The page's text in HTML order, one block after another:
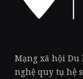
Mạng xã hội Du
nghệ quy tụ hệ